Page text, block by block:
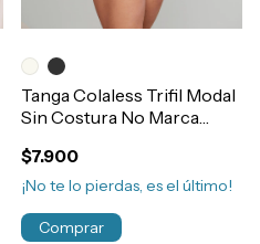
Tanga Colaless Trifil Modal
Sin Costura No Marca
$7.900
¡No te lo pierdas, es el último!
Comprar